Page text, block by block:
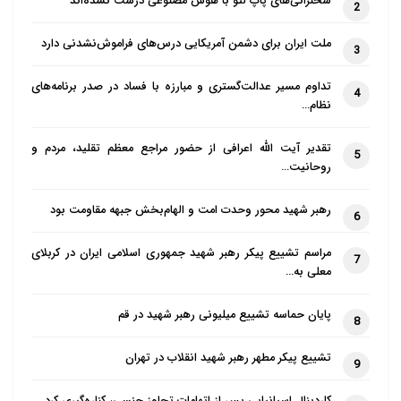
بلند بلند گریه کردن. حضرت پرسید: دخترم! چرا گریه
می‌کنی؟ عرض کرد: به خاطر جدا شدن از شما و اینکه
شما می‌خواهید ما را ترک کنید. امام فرمود: دخترم! اگر
نمی‌کردی.
فرمود: صفی از ملائکه را می‌بینم که در انتظار و استقبال
من ایستاده اند و رسول خدا را می‌بینم که آغوش باز کرده و
می‌گوید: جایگاهی والا در بهشت برای تو فراهم است، زود
به ما ملحق شو. و سپس آیه ۱۲۸ سوره نحل که آخرین آیه
سوره نحل است را امام خواند : «ان الله مع الذین اتقوا و
هم محسنون»
2
3 ملت ایران برای دشمن آمریکایی درس‌های فراموش‌نشدنی دارد
4
تداوم مسیر عدالت‌گستری و مبارزه با فساد در صدر برنامه‌های
نظام…
5
تقدیر آیت الله اعرافی از حضور مراجع معظم تقلید، مردم و
روحانیت…
6 رهبر شهید محور وحدت امت و الهام‌بخش جبهه مقاومت بود
7
مراسم تشییع پیکر رهبر شهید جمهوری اسلامی ایران در کربلای
معلی به…
8 پایان حماسه تشییع میلیونی رهبر شهید در قم
9 تشییع پیکر مطهر رهبر شهید انقلاب در تهران